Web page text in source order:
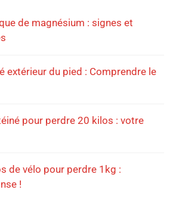
de magnésium : signes et
extérieur du pied : Comprendre le
pour perdre 20 kilos : votre
de vélo pour perdre 1kg :
!